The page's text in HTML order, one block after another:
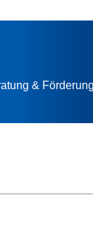
& Förderung